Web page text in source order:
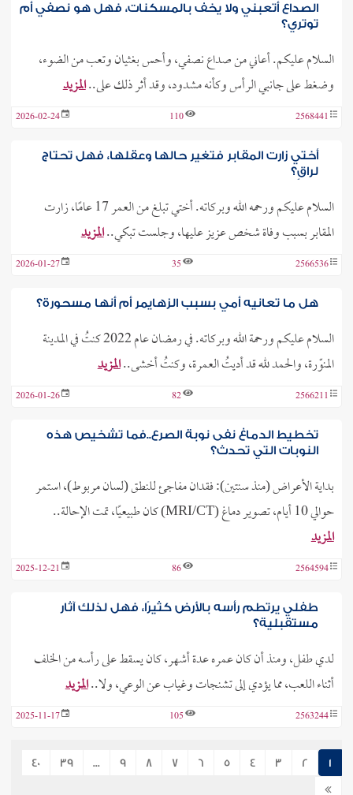
الصداع أتعبني ولا يخف بالمسكنات، فهل هو نصفي أم
توتري؟
السلام عليكم. أعاني من صداع نصفي، وأحس بغثيان وتعب من الضوء،
وضغط على جانبي الرأس وكأنه مشدود، وقد أثر ذلك على..المزيد
2568441
110
2026-02-24
أختي زارت المقابر فتغير حالها وعقلها، فهل تحتاج
لراقٍ؟
السلام عليكم ورحمه الله وبركاته. أختي تبلغ من العمر 17 عامًا، زارت
المقابر بسبب وفاة شخص عزيز عليها، وجلست تبكي..المزيد
2566536
35
2026-01-27
هل ما تعانيه أمي بسبب الزهايمر أم أنها مسحورة؟
السلام عليكم ورحمة الله وبركاته. في رمضان عام 2022 كنتُ في المدينة
المنوّرة، والحمد لله قد أديتُ العمرة، وكنتُ أخشى..المزيد
2566211
82
2026-01-26
تخطيط الدماغ نفى نوبة الصرع..فما تشخيص هذه
النوبات التي تحدث؟
بداية الأعراض (منذ سنتين): فقدان مفاجئ للنطق (لسان مربوط)، استمر
حوالي 10 أيام، تصوير دماغ (MRI/CT) كان طبيعيًا، تمت الإحالة..
المزيد
2564594
86
2025-12-21
طفلي يرتطم رأسه بالأرض كثيرًا، فهل لذلك آثار
مستقبلية؟
لدي طفل، ومنذ أن كان عمره عدة أشهر، كان يسقط على رأسه من الخلف
أثناء اللعب، مما يؤدي إلى تشنجات وغياب عن الوعي، ولا..المزيد
2563244
105
2025-11-17
1
2
3
4
5
6
7
8
9
...
39
40